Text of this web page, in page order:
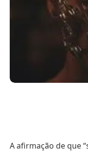
A afirmação de que